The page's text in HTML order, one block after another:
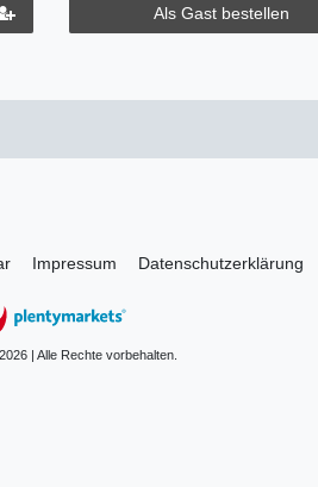
Als Gast bestellen
Impressum Daten­schutz­erklärung
| Alle Rechte vorbehalten.